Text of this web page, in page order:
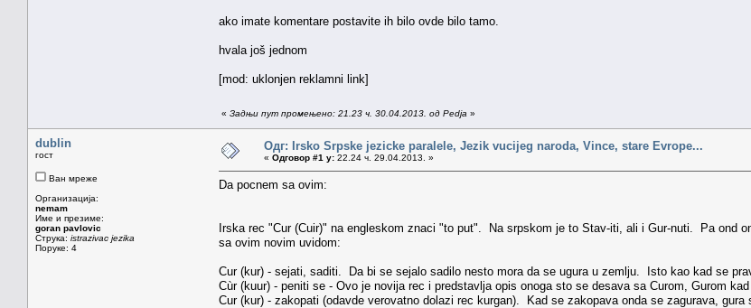
ako imate komentare postavite ih bilo ovde bilo tamo.
hvala još jednom
[mod: uklonjen reklamni link]
« Задњи пут промењено: 21.23 ч. 30.04.2013. од Pedja »
dublin
гост
Ван мреже
Организација:
nemam
Име и презиме:
goran pavlovic
Струка: istrazivac jezika
Поруке: 4
Одг: Irsko Srpske jezicke paralele, Jezik vucijeg naroda, Vince, stare Evrope...
« Одговор #1 у: 22.24 ч. 29.04.2013. »
Da pocnem sa ovim:
Irska rec "Cur (Cuir)" na engleskom znaci "to put". Na srpskom je to Stav-iti, ali i Gur-nuti. Pa ond
sa ovim novim uvidom:
Cur (kur) - sejati, saditi. Da bi se sejalo sadilo nesto mora da se ugura u zemlju. Isto kao kad se
Cùr (kuur) - peniti se - Ovo je novija rec i predstavlja opis onoga sto se desava sa Curom, Gurom
Cur (kur) - zakopati (odavde verovatno dolazi rec kurgan). Kad se zakopava onda se zagurava,